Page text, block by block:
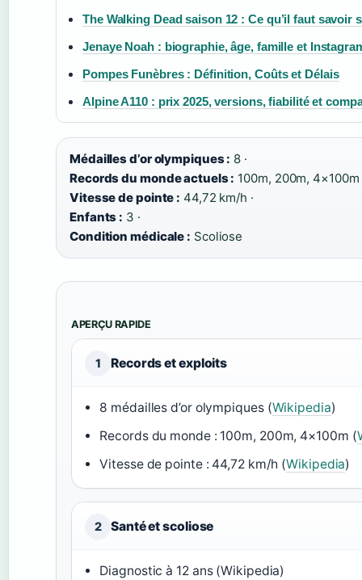
The Walking Dead saison 12 : Ce qu’il faut savoir
Jenaye Noah : biographie, âge, famille et
Pompes Funèbres : Définition, Coûts et Délais
Alpine A110 : prix 2025, versions, fiabilité et
Médailles d’or olympiques : 8 ·
Records du monde actuels : 100m, 200m, 4×100m
Vitesse de pointe : 44,72 km/h ·
Enfants : 3 ·
Condition médicale : Scoliose
APERÇU RAPIDE
1 Records et exploits
8 médailles d’or olympiques (Wikipedia)
Records du monde : 100m, 200m, 4×100m (
Vitesse de pointe : 44,72 km/h (Wikipedia)
2 Santé et scoliose
Diagnostic à 12 ans (Wikipedia)